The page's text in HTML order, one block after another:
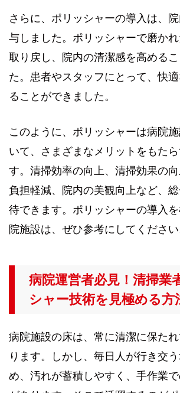
さらに、ポリッシャーの導入は、
与しました。ポリッシャーで磨か
取り戻し、院内の清潔感を高める
た。患者やスタッフにとって、快
ることができました。
このように、ポリッシャーは病院
いて、さまざまなメリットをもた
す。清掃効率の向上、清掃効果の
負担軽減、院内の美観向上など、
待できます。ポリッシャーの導入
院施設は、ぜひ参考にしてください
病院運営者必見！清掃業
シャー技術を見極める方
病院施設の床は、常に清潔に保た
ります。しかし、毎日人が行き交
め、汚れが蓄積しやすく、手作業